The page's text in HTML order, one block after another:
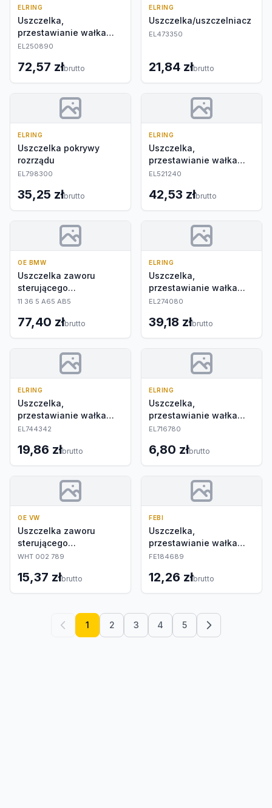
ELRING
Uszczelka,
przestawianie wałka
rozrządu
EL250890
72,57 złbrutto
ELRING
Uszczelka/uszczelniacz
EL473350
21,84 złbrutto
ELRING
Uszczelka pokrywy
rozrządu
EL798300
35,25 złbrutto
ELRING
Uszczelka,
przestawianie wałka
rozrządu
EL521240
42,53 złbrutto
OE BMW
Uszczelka zaworu
sterującego
ustawieniem wałka
11 36 5 A65 AB5
77,40 złbrutto
ELRING
Uszczelka,
przestawianie wałka
rozrządu
EL274080
39,18 złbrutto
ELRING
Uszczelka,
przestawianie wałka
rozrządu
EL744342
19,86 złbrutto
ELRING
Uszczelka,
przestawianie wałka
rozrządu
EL716780
6,80 złbrutto
OE VW
Uszczelka zaworu
sterującego
ustawieniem wałka
WHT 002 789
15,37 złbrutto
FEBI
Uszczelka,
przestawianie wałka
rozrządu
FE184689
12,26 złbrutto
1 2 3 4 5